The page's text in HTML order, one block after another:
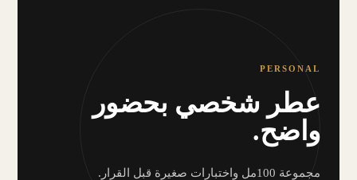
PERSONAL
عطر شخصي بحضور
واضح.
مجموعة 100مل واختبارات صغيرة قبل القرار.